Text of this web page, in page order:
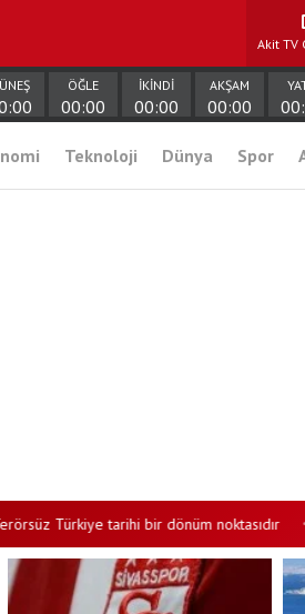
Akit TV
ÖĞLE
00:00
İKİNDİ
00:00
AKŞAM
00:00
Teknoloji Dünya Spor
Türkiye tarihi bir dönüm noktasıdır •